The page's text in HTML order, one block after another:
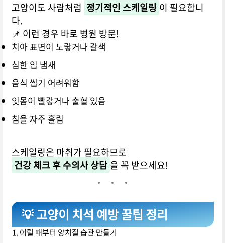
고양이도 사람처럼 정기적인 스케일링 이 필요합니
다.
📌 이런 경우 바로 병원 방문!
치아 표면이 노랗거나 갈색
심한 입 냄새
음식 씹기 어려워함
잇몸이 빨갛거나 출혈 있음
침을 자주 흘림
스케일링은 마취가 필요하므로
건강 체크 후 수의사 상담 을 꼭 받으세요!
💡 고양이 치석 예방 꿀팁 정리
어릴 때부터 양치질 습관 만들기